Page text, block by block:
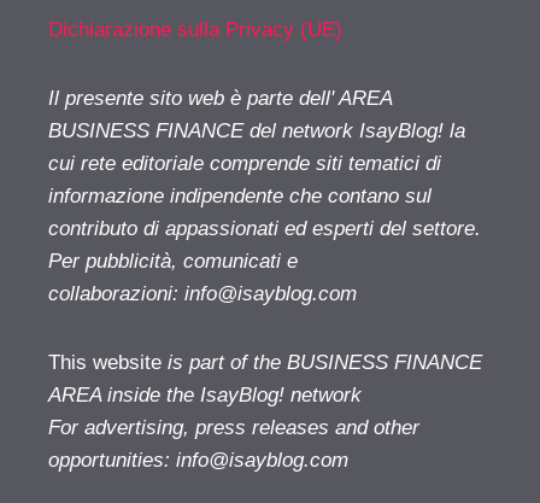
Dichiarazione sulla Privacy (UE)
Il presente sito web è parte dell' AREA
BUSINESS FINANCE del network IsayBlog! la
cui rete editoriale comprende siti tematici di
informazione indipendente che contano sul
contributo di appassionati ed esperti del settore.
Per pubblicità, comunicati e
collaborazioni: info@isayblog.com
This website is part of the BUSINESS FINANCE
AREA inside the IsayBlog! network
For advertising, press releases and other
opportunities: info@isayblog.com